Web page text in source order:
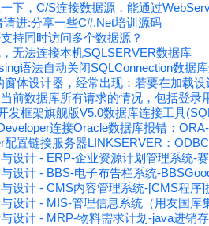
下，C/S连接数据源，能通过
请进:分享一些C#.Net培训源码
持同时访问多个数据源？
无法连接本机SQLSERVER数据库
语法自动关闭SQLConnection数据
窗体设计器，经常出现：若要在加载
前数据库所有请求的情况，包括登录
发框架旗舰版V5.0数据库连接工具
连接Oracle数据库报错：
配置链接服务器LINKSERVER：
设计 - ERP-企业资源计划管理系统-
设计 - BBS-电子布告栏系统-
设计 - CMS内容管理系统-[CMS程序
设计 - MIS-管理信息系统（用友国库
设计 - MRP-物料需求计划-java进销